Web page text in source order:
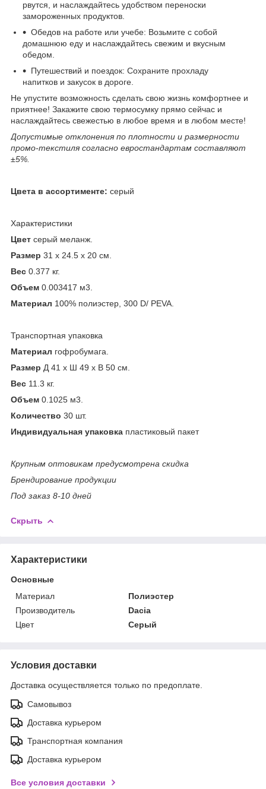
рвутся, и наслаждайтесь удобством переноски
замороженных продуктов.
Обедов на работе или учебе: Возьмите с собой
домашнюю еду и наслаждайтесь свежим и вкусным
обедом.
Путешествий и поездок: Сохраните прохладу
напитков и закусок в дороге.
Не упустите возможность сделать свою жизнь комфортнее и
приятнее! Закажите свою термосумку прямо сейчас и
наслаждайтесь свежестью в любое время и в любом месте!
Допустимые отклонения по плотности и размерности
промо-текстиля согласно евростандартам составляют
±5%.
Цвета в ассортименте: серый
Характеристики
Цвет серый меланж.
Размер 31 x 24.5 x 20 см.
Вес 0.377 кг.
Объем 0.003417 м3
Материал 100% полиэстер, 300 D/ PEVA.
Транспортная упаковка
Материал гофробумага.
Размер Д 41 x Ш 49 x В 50 см.
Вес 11.3 кг.
Объем 0.1025 м3
Количество 30 шт.
Индивидуальная упаковка пластиковый пакет
Крупным оптовикам предусмотрена скидка
Брендирование продукции
Под заказ 8-10 дней
Скрыть
Характеристики
Основные
Материал
Полиэстер
Производитель
Dacia
Цвет
Серый
Условия доставки
Доставка осуществляется только по предоплате.
Самовывоз
Доставка курьером
Транспортная компания
Доставка курьером
Все условия доставки